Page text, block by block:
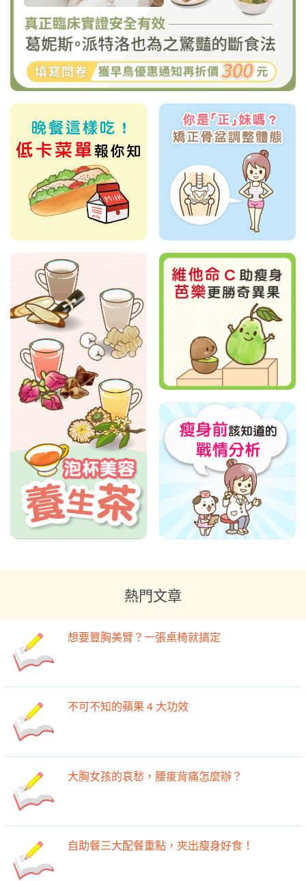
熱門文章
想要豐胸美臂？一張桌椅就搞定
不可不知的蘋果 4 大功效
大胸女孩的哀愁，腰痠背痛怎麼辦？
自助餐三大配餐重點，夾出瘦身好食！